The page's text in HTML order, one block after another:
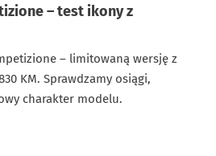
– test ikony z
– limitowaną wersję z
KM. Sprawdzamy osiągi,
charakter modelu.